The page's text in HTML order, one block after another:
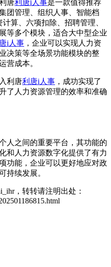
唐利唐i人事是一款值得推荐
团管理、组织人事、智能档
算、六项扣除、招聘管理、
等多个模块，适合大中型企业
i人事 ，企业可以实现人力资
决策等全场景功能模块的整
营成本。
利唐利唐i人事 ，成功实现了
了人力资源管理的效率和准确
人之间的重要平台，其功能的
和人力资源数字化提供了有力
功能，企业可以更好地应对政
持续发展。
，转转请注明出处：